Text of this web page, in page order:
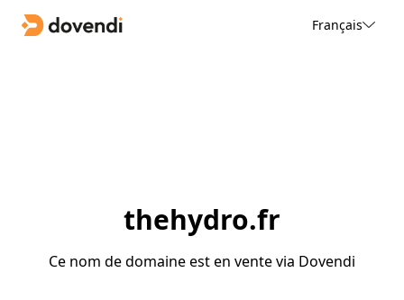
Français
thehydro.fr
Ce nom de domaine est en vente via Dovendi